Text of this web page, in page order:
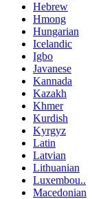
Hebrew
Hmong
Hungarian
Icelandic
Igbo
Javanese
Kannada
Kazakh
Khmer
Kurdish
Kyrgyz
Latin
Latvian
Lithuanian
Luxembou..
Macedonian